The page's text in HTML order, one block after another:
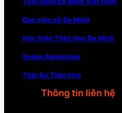
Đan viện nữ Đa Minh
Học Viện Thần Học Đa Minh
Sedes Sapientiae
Thời Sự Thần Học
Thông tin liên hệ